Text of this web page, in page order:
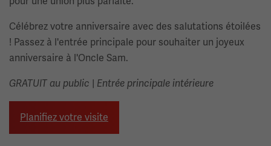
Célébrez votre anniversaire avec des salutations étoilées
! Passez à l'entrée principale pour souhaiter un joyeux
anniversaire à l'Oncle Sam.
GRATUIT au public | Entrée principale intérieure
Planifiez votre visite